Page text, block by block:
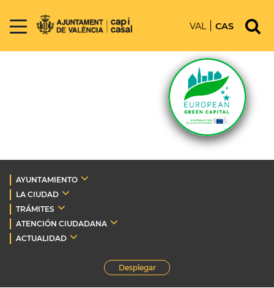
VAL CAS
AYUNTAMIENTO
LA CIUDAD
TRÁMITES
ATENCIÓN CIUDADANA
ACTUALIDAD
Desplegar